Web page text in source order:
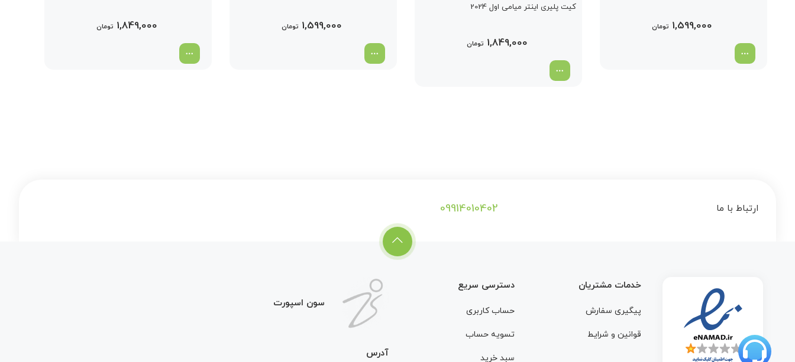
1,599,000 تومان
کیت پلیری اینتر میامی اول 2024
1,849,000 تومان
1,599,000 تومان 1,849,000 تومان
ارتباط با ما 09914010402
خدمات مشتریان
پیگیری سفارش
قوانین و شرایط
دسترسی سریع
حساب کاربری
تسویه حساب
سبد خرید
سون اسپورت
آدرس